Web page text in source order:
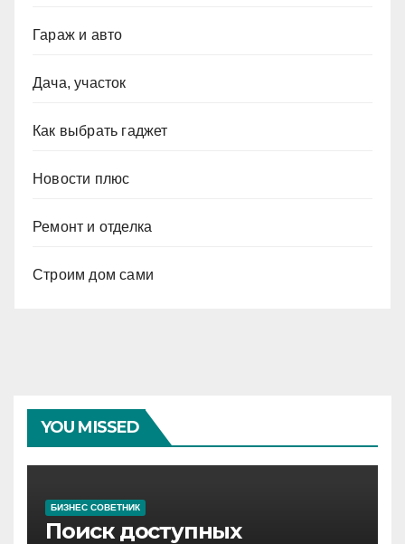
Гараж и авто
Дача, участок
Как выбрать гаджет
Новости плюс
Ремонт и отделка
Строим дом сами
YOU MISSED
БИЗНЕС СОВЕТНИК
Поиск доступных